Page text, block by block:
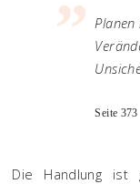
Seite 373
Die Handlung ist